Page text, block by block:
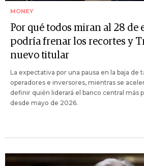
MONEY
Por qué todos miran al 28 de
podría frenar los recortes y
nuevo titular
La expectativa por una pausa en la baja de
operadores e inversores, mientras se
definir quién liderará el banco central más
desde mayo de 2026.